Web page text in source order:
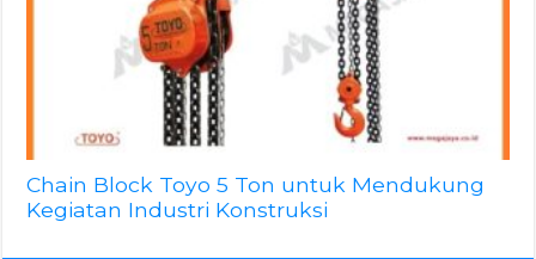
Chain Block Toyo 5 Ton untuk Mendukung
Kegiatan Industri Konstruksi